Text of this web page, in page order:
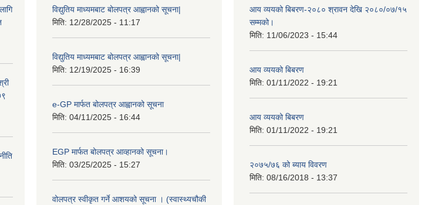
विद्युतिय माध्यमबाट बोलपत्र आह्वानको सूचना|
मिति: 12/28/2025 - 11:17
विद्युतिय माध्यमबाट बोलपत्र आह्वानको सूचना|
मिति: 12/19/2025 - 16:39
e-GP मार्फत बोलपत्र आह्वानको सूचना
मिति: 04/11/2025 - 16:44
EGP मार्फत बोलपत्र आव्हानको सूचना।
मिति: 03/25/2025 - 15:27
वोलपत्र स्वीकृत गर्ने आशयको सूचना । (स्वास्थ्यचौकी
आय व्ययको बिबरण-२०८० श्रावन देखि २०८०/०७/१५
सम्मको।
मिति: 11/06/2023 - 15:44
आय व्ययको बिबरण
मिति: 01/11/2022 - 19:21
आय व्ययको बिबरण
मिति: 01/11/2022 - 19:21
२०७५/७६ को ब्याय विवरण
मिति: 08/16/2018 - 13:37